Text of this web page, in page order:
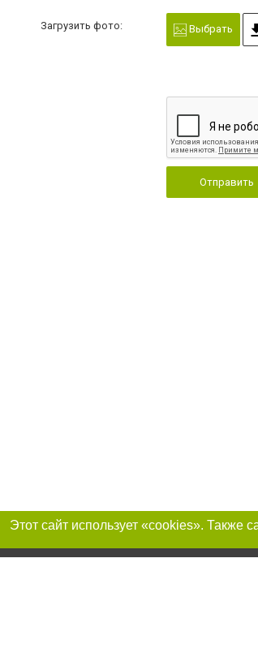
Загрузить фото: Выбрать
Отправить